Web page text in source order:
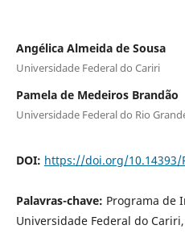
Angélica Almeida de Sousa
Universidade Federal do Cariri
Pamela de Medeiros Brandão
Universidade Federal do Rio
DOI: https://doi.org/10.14393/
Palavras-chave: Programa de
Universidade Federal do